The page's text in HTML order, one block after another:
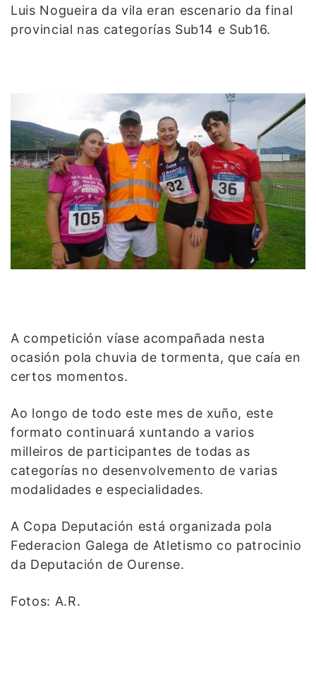
Luis Nogueira da vila eran escenario da final
provincial nas categorías Sub14 e Sub16.
A competición víase acompañada nesta
ocasión pola chuvia de tormenta, que caía en
certos momentos.
Ao longo de todo este mes de xuño, este
formato continuará xuntando a varios
milleiros de participantes de todas as
categorías no desenvolvemento de varias
modalidades e especialidades.
A Copa Deputación está organizada pola
Federacion Galega de Atletismo co patrocinio
da Deputación de Ourense.
Fotos: A.R.